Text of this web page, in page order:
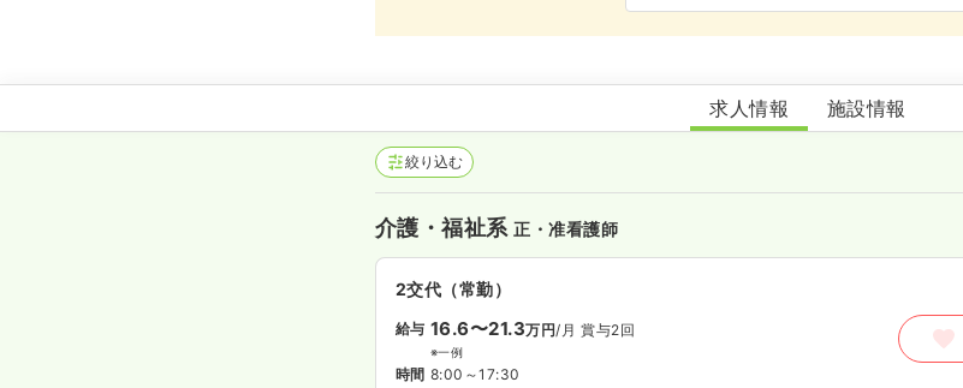
グループホームとらや
求人情報 施設情報
絞り込む
介護・福祉系正・准看護師
2交代（常勤）
給与 16.6〜21.3万円/月 賞与2回
※一例
時間 8:00～17:30